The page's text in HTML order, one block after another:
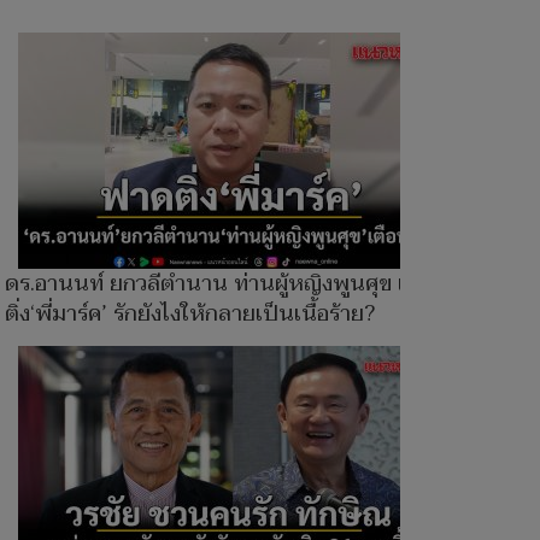
ดร.อานนท์ ยกวลีตำนาน ท่านผู้หญิงพูนศุข เตือน
ติ่ง‘พี่มาร์ค’ รักยังไงให้กลายเป็นเนื้อร้าย?